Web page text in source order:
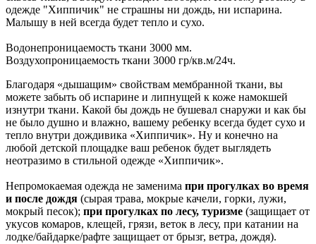
одежде "Хиппичик" не страшны ни дождь, ни испарина.
Малышу в ней всегда будет тепло и сухо.
Водонепроницаемость ткани 3000 мм.
Воздухопроницаемость ткани 3000 гр/кв.м/24ч.
Благодаря «дышащим» свойствам мембранной ткани, вы
можете забыть об испарине и липнущей к коже намокшей
изнутри ткани. Какой бы дождь не бушевал снаружи и как бы
не было душно и влажно, вашему ребенку всегда будет сухо и
тепло внутри дождивика «Хиппичик». Ну и конечно на
любой детской площадке ваш ребенок будет выглядеть
неотразимо в стильной одежде «Хиппичик».
Непромокаемая одежда не заменима при прогулках во время
и после дождя (сырая трава, мокрые качели, горки, лужи,
мокрый песок); при прогулках по лесу, туризме (защищает от
укусов комаров, клещей, грязи, веток в лесу, при катании на
лодке/байдарке/рафте защищает от брызг, ветра, дождя).